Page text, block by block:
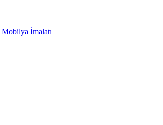
İmalatı